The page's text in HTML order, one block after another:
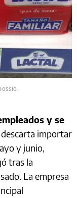
y se
descarta importar
y junio,
tras la
La empresa